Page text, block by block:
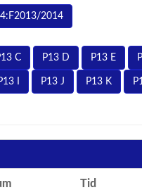
2014
C P13 D P13 E
I P13 J P13 K
Tid